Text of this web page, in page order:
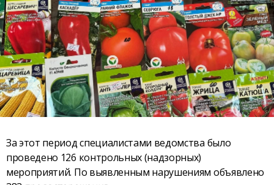
За этот период специалистами ведомства было
проведено 126 контрольных (надзорных)
мероприятий. По выявленным нарушениям объявлено